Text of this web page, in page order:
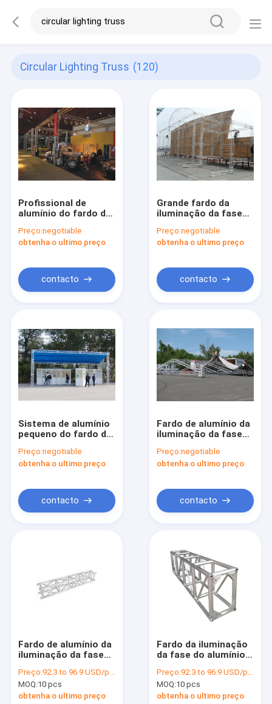
Circular Lighting Truss (120)
Profissional de
alumínio do fardo da
para o fardo da feira
automóvel
Preço:negotiable
obtenha o ultimo preço
contacto
Grande fardo da
iluminação da fase
desempenho exterior
Preço:negotiable
obtenha o ultimo preço
contacto
Sistema de alumínio
pequeno do fardo da
exposição da borda
da estrada
Preço:negotiable
obtenha o ultimo preço
contacto
Fardo de alumínio da
iluminação da fase
Preço:negotiable
obtenha o ultimo preço
contacto
Fardo de alumínio da
iluminação da fase
múltiplos propósitos
Preço:92.3 to 96.9 USD/pcs
MOQ:10 pcs
obtenha o ultimo preço
Fardo da iluminação
da fase do alumínio
atividades de
múltiplos propósitos
Preço:92.3 to 96.9 USD/pcs
MOQ:10 pcs
obtenha o ultimo preço